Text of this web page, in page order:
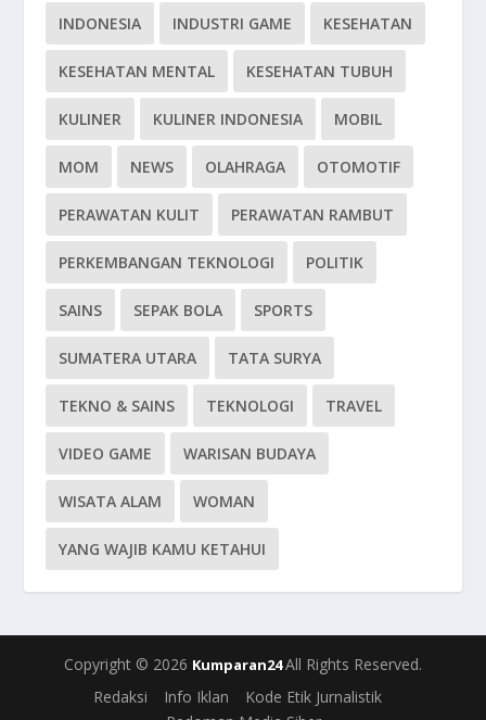
INDONESIA INDUSTRI GAME KESEHATAN
KESEHATAN MENTAL KESEHATAN TUBUH
KULINER KULINER INDONESIA MOBIL
MOM NEWS OLAHRAGA OTOMOTIF
PERAWATAN KULIT PERAWATAN RAMBUT
PERKEMBANGAN TEKNOLOGI POLITIK
SAINS SEPAK BOLA SPORTS
SUMATERA UTARA TATA SURYA
TEKNO & SAINS TEKNOLOGI TRAVEL
VIDEO GAME WARISAN BUDAYA
WISATA ALAM WOMAN
YANG WAJIB KAMU KETAHUI
Copyright © 2026 Kumparan24All Rights Reserved.
Redaksi
Info Iklan
Kode Etik Jurnalistik